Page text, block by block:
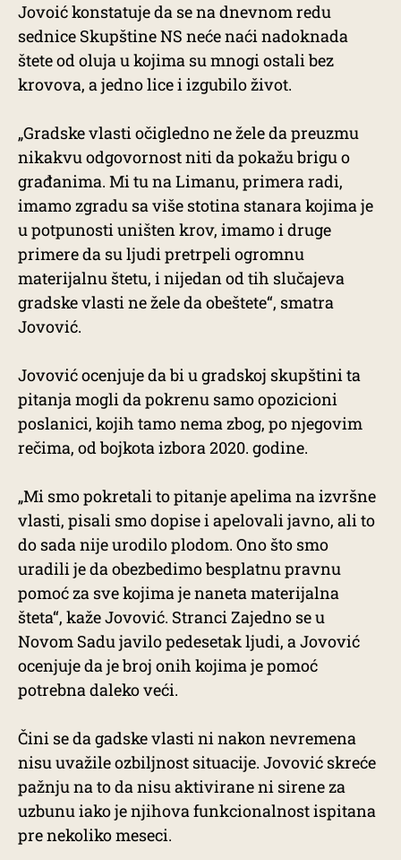
Jovoić konstatuje da se na dnevnom redu
sednice Skupštine NS neće naći nadoknada
štete od oluja u kojima su mnogi ostali bez
krovova, a jedno lice i izgubilo život.
„Gradske vlasti očigledno ne žele da preuzmu
nikakvu odgovornost niti da pokažu brigu o
građanima. Mi tu na Limanu, primera radi,
imamo zgradu sa više stotina stanara kojima je
u potpunosti uništen krov, imamo i druge
primere da su ljudi pretrpeli ogromnu
materijalnu štetu, i nijedan od tih slučajeva
gradske vlasti ne žele da obeštete“, smatra
Jovović.
Jovović ocenjuje da bi u gradskoj skupštini ta
pitanja mogli da pokrenu samo opozicioni
poslanici, kojih tamo nema zbog, po njegovim
rečima, od bojkota izbora 2020. godine.
„Mi smo pokretali to pitanje apelima na izvršne
vlasti, pisali smo dopise i apelovali javno, ali to
do sada nije urodilo plodom. Ono što smo
uradili je da obezbedimo besplatnu pravnu
pomoć za sve kojima je naneta materijalna
šteta“, kaže Jovović. Stranci Zajedno se u
Novom Sadu javilo pedesetak ljudi, a Jovović
ocenjuje da je broj onih kojima je pomoć
potrebna daleko veći.
Čini se da gadske vlasti ni nakon nevremena
nisu uvažile ozbiljnost situacije. Jovović skreće
pažnju na to da nisu aktivirane ni sirene za
uzbunu iako je njihova funkcionalnost ispitana
pre nekoliko meseci.